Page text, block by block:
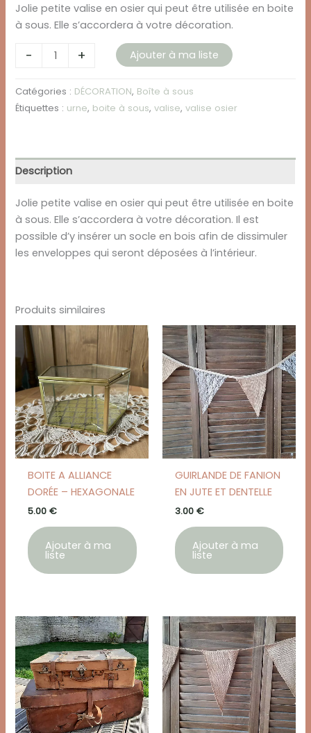
Jolie petite valise en osier qui peut être utilisée en boite
à sous. Elle s’accordera à votre décoration.
-
quantité
VALISE
EN
OSIER
+ Ajouter à ma liste
Catégories : DÉCORATION, Boîte à sous
Étiquettes : urne, boite à sous,valise,valise osier
Description
Jolie petite valise en osier qui peut être utilisée en boite
à sous. Elle s’accordera à votre décoration. Il est
possible d’y insérer un socle en bois afin de dissimuler
les enveloppes qui seront déposées à l’intérieur.
Produits similaires
BOITE A ALLIANCE
DORÉE – HEXAGONALE
5.00 €
Ajouter à ma
liste
GUIRLANDE DE FANION
EN JUTE ET DENTELLE
3.00 €
Ajouter à ma
liste